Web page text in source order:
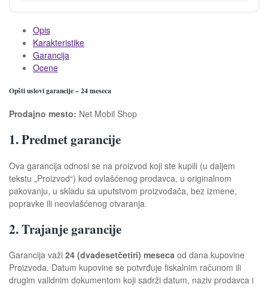
Opis
Karakteristike
Garancija
Ocene
Opšti uslovi garancije – 24 meseca
Prodajno mesto: Net Mobil Shop
1. Predmet garancije
Ova garancija odnosi se na proizvod koji ste kupili (u daljem
tekstu „Proizvod“) kod ovlašćenog prodavca, u originalnom
pakovanju, u skladu sa uputstvom proizvođača, bez izmene,
popravke ili neovlašćenog otvaranja.
2. Trajanje garancije
Garancija važi 24 (dvadesetčetiri) meseca od dana kupovine
Proizvoda. Datum kupovine se potvrđuje fiskalnim računom ili
drugim validnim dokumentom koji sadrži datum, naziv prodavca i